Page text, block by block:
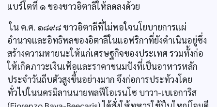
แบร์โตที่ ๑ ของชาวอิตาลีให้ลดลงด้วย
ใน ค.ศ. ๑๘๙๘ ชาวอิตาลีที่ไม่พอใจนโยบายการแผ่
อำนาจและอิทธิพลของอิตาลีในแอฟริกาที่ยังดำเนินอยู่ซึ่ง
สร้างความหายนะให้แก่เศรษฐกิจของประเทศ รวมทั้งก่อ
ให้เกิดภาวะเงินเฟ้อและราคาขนมปังที่เป็นอาหารหลัก
ประจำวันถีบตัวสูงขึ้นอย่างมาก จึงก่อการประท้วงโดย
ทั่วไปในนครมิลานนายพลฟีโอเรนโซ บาวา-เบเอการิส